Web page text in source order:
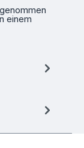
einem